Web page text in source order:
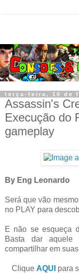
terça-feira, 10 de
Assassin's
Execução do
gameplay
By Eng Leonardo
Será que vão
no PLAY para
E não se esqueça
Basta dar
compartilhar em
Clique AQUI para